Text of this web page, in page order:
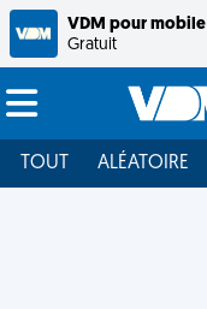
VDM pour mobile
Gratuit
TOUT ALÉATOIRE